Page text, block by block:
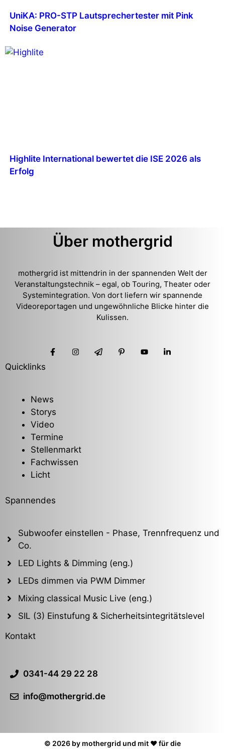
UniKA: PRO-STP Lautsprechertester mit Pink
Noise Generator
Highlite International bewertet die ISE 2026 als
Erfolg
Über mothergrid
mothergrid ist mittendrin in der spannenden Welt der
Veranstaltungstechnik – egal, ob Touring, Theater oder
Systemintegration. Von dort liefern wir spannende
Videoreportagen und ungewöhnliche Blicke hinter die
Kulissen.
Quicklinks
News
Storys
Video
Termine
Stellenmarkt
Fachwissen
Licht
Spannendes
Subwoofer einstellen - Phase, Trennfrequenz und
Co.
LED Lights & Dimming (eng.)
LEDs dimmen via PWM Dimmer
Mixing classical Music Live (eng.)
SIL (3) Einstufung & Sicherheitsintegritätslevel
Kontakt
0341-44 29 22 28
info@mothergrid.de
© 2026 by mothergrid und mit ❤️ für die